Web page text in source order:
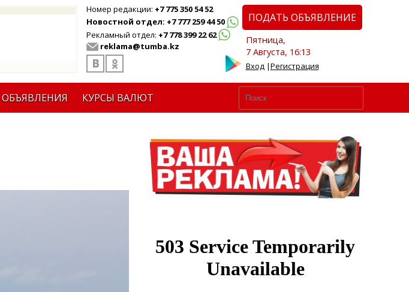
Номер редакции: +7 775 350 54 52
Новостной отдел: +7 777 259 44 50
Рекламный отдел: +7 778 399 22 62
reklama@tumba.kz
ПОДАТЬ ОБЪЯВЛЕНИЕ
Пятница,
7 Августа, 16:13
Вход|Регистрация
ОБЪЯВЛЕНИЯ КУРСЫ ВАЛЮТ